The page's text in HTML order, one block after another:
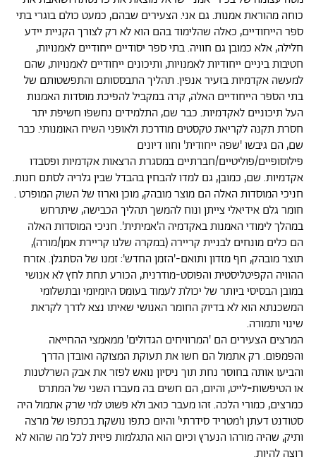
כוחה מהוראת אמנות. גם אני. הצעירים שבהם, כמעט כולם בוגרי בתי
ספר הייחודיים, כאלה שהלימוד בהם הוא לא רק לצורך הקניית יידע
חלילה, אלא כמובן גם חוויה. בתי ספר יסודיים ייחודיים לאמנויות,
חטיבות ביניים ייחודיות לאמנויות, ותיכונים ייחודיים לאמנויות, שהם
למעשה אקדמיות בזעיר אנפין. תהליך התבססותם והתפשטותם של
בתי הספר הייחודיים האלה, קרה במקביל להפיכת מוסדות האמנות
העל תיכוניים לאקדמיות. כבר שם, התלמידים נחשפו חשיפת יתר
חסרת תקנה לקריאת טקסטים מודרכת ולאופני השיח האומנותי. כבר
שם, הם גיבשו 'שפה ייחודית' וחוו דיונים
פילוסופיים/פוליטיים/חברתיים במסגרת הרצאות אקדמיות ופסבדו
אקדמיות. שם, כמובן, גם למדו להבחין בהבדל שבין גלריה לסתם חנות.
חניכי המוסדות האלה הם מוצר מובהק, מוכן וארוז של השוק המופרט .
חומר גלם אידיאלי צייתן ונוח להמשך תהליך הכבישה, שיתרחש
במהלך לימודי האמנות באקדמיה ה'אמיתית'. חניכי המוסדות האלה
הם כלים מונחים לבניית קריירה (במקרה שלנו קריירת אמן/מורה),
תוצר מובהק, חף מזדון ותואם-'הזמן החדש': זמנו של הסתגלן. אזרח
ההוויה הקפיטליסטית והפוסט-מודרנית, הכורע תחת לחץ לא אנושי
במובן הבסיסי ביותר של יכולת לעמוד בעומס היומיומי ובתשלומי
המשכנתא הוא לא בדיוק החומר האנושי שאיתו נצא לדרך לקראת
שינוי ותמורה.
המרצים הצעירים הם 'המרוויחים הגדולים' ממאמצי ההחייאה
והפמפום. רק אתמול הם חשו את תעוקת המצוקה ואובדן הדרך
והביעו אותה בחוסר נחת תוך ניסיון נואש לפזר את אבק השרלטנות
או הטיפשות-לייט, והיום, הם חשים בה מעברו השני של המתרס
כמרצים, כמורי הלכה. זהו מעבר כואב ולא פשוט למי שרק אתמול היה
סטודנט דעתן ו'מטריד סידרתי' והיום כתפו נושקת בכתפו של מרצה
ותיק, שהיה מורהו הנערץ וכיום הוא התגלמות פיזית לכל מה שהוא לא